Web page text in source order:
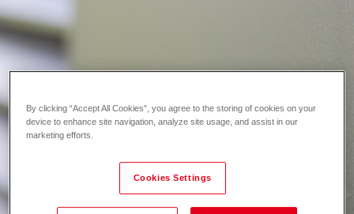
By clicking “Accept All Cookies”, you agree to the storing of cookies on your
device to enhance site navigation, analyze site usage, and assist in our
marketing efforts.
Cookies Settings